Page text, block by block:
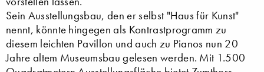
Sein Ausstellungsbau, den er selbst "Haus für Kunst"
nennt, könnte hingegen als Kontrastprogramm zu
diesem leichten Pavillon und auch zu Pianos nun 20
Jahre altem Museumsbau gelesen werden. Mit 1.500